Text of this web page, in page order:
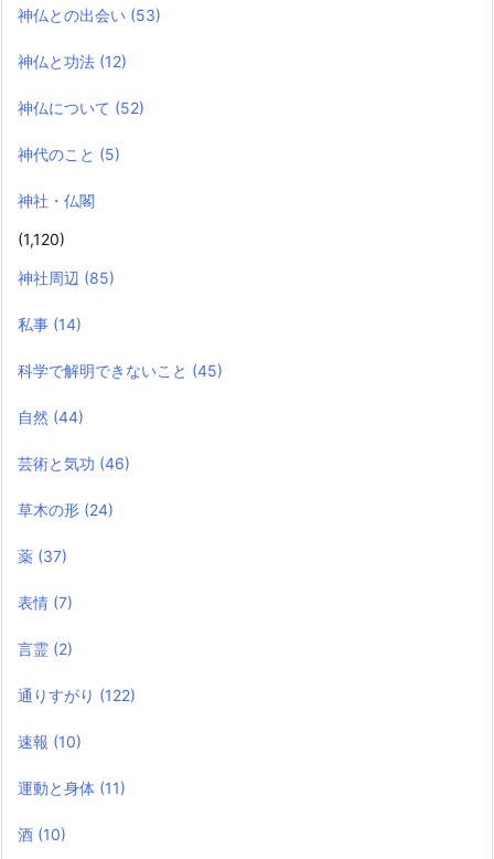
神仏との出会い (53)
神仏と功法 (12)
神仏について (52)
神代のこと (5)
神社・仏閣
(1,120)
神社周辺 (85)
私事 (14)
科学で解明できないこと (45)
自然 (44)
芸術と気功 (46)
草木の形 (24)
薬 (37)
表情 (7)
言霊 (2)
通りすがり (122)
速報 (10)
運動と身体 (11)
酒 (10)